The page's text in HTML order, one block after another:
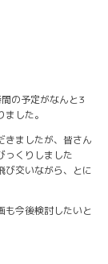
の予定がなんと3
した。
きましたが、皆さん
っくりしました
び交いながら、とに
今後検討したいと